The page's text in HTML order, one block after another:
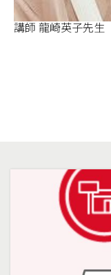
講師 龍崎英子先生